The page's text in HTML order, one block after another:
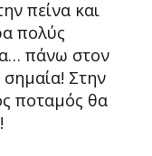
πείνα και
πολύς
πάνω στον
Στην
ποταμός θα